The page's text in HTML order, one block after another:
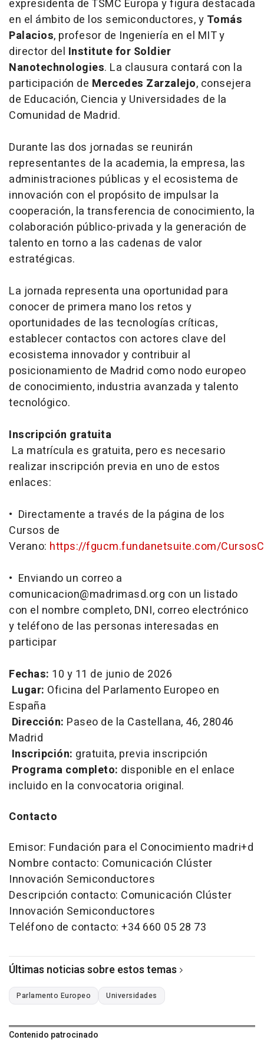
expresidenta de TSMC Europa y figura destacada
en el ámbito de los semiconductores, y Tomás
Palacios, profesor de Ingeniería en el MIT y
director del Institute for Soldier
Nanotechnologies. La clausura contará con la
participación de Mercedes Zarzalejo, consejera
de Educación, Ciencia y Universidades de la
Comunidad de Madrid.
Durante las dos jornadas se reunirán
representantes de la academia, la empresa, las
administraciones públicas y el ecosistema de
innovación con el propósito de impulsar la
cooperación, la transferencia de conocimiento, la
colaboración público-privada y la generación de
talento en torno a las cadenas de valor
estratégicas.
La jornada representa una oportunidad para
conocer de primera mano los retos y
oportunidades de las tecnologías críticas,
establecer contactos con actores clave del
ecosistema innovador y contribuir al
posicionamiento de Madrid como nodo europeo
de conocimiento, industria avanzada y talento
tecnológico.
Inscripción gratuita
La matrícula es gratuita, pero es necesario
realizar inscripción previa en uno de estos
enlaces:
• Directamente a través de la página de los
Cursos de
Verano: https://fgucm.fundanetsuite.com/
• Enviando un correo a
comunicacion@madrimasd.org con un listado
con el nombre completo, DNI, correo electrónico
y teléfono de las personas interesadas en
participar
Fechas: 10 y 11 de junio de 2026
Lugar: Oficina del Parlamento Europeo en
España
Dirección: Paseo de la Castellana, 46, 28046
Madrid
Inscripción: gratuita, previa inscripción
Programa completo: disponible en el enlace
incluido en la convocatoria original.
Contacto
Emisor: Fundación para el Conocimiento madri+d
Nombre contacto: Comunicación Clúster
Innovación Semiconductores
Descripción contacto: Comunicación Clúster
Innovación Semiconductores
Teléfono de contacto: +34 660 05 28 73
Últimas noticias sobre estos temas
Parlamento Europeo Universidades
Contenido patrocinado